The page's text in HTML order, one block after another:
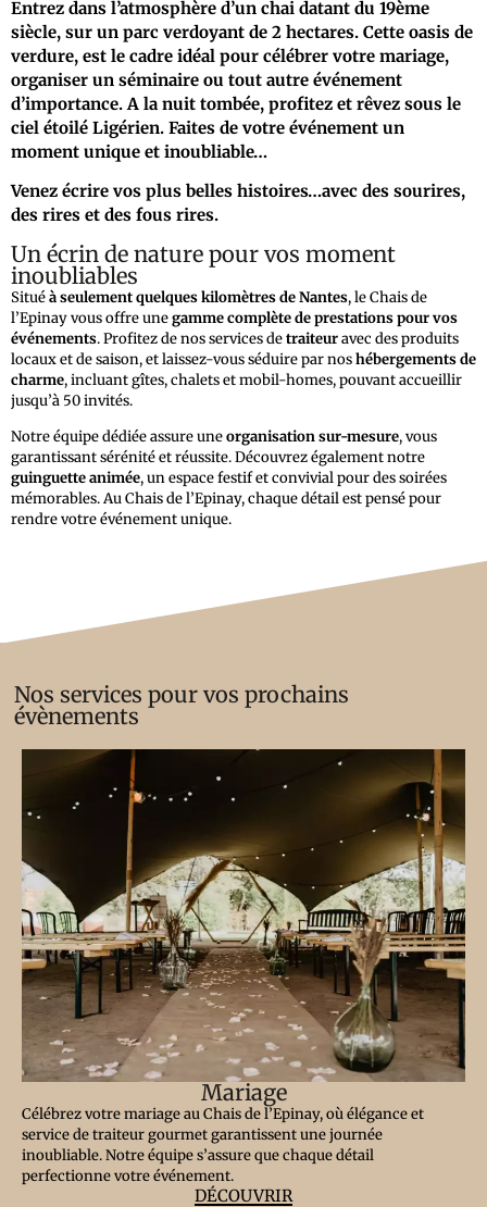
Entrez dans l’atmosphère d’un chai datant du 19ème
siècle, sur un parc verdoyant de 2 hectares. Cette oasis de
verdure, est le cadre idéal pour célébrer votre mariage,
organiser un séminaire ou tout autre événement
d’importance.A la nuit tombée, profitez et rêvez sous le
ciel étoilé Ligérien. Faites de votre événement un
moment unique et inoubliable…
Venez écrire vos plus belles histoires…avec des sourires,
des rires et des fous rires.
Un écrin de nature pour vos moment
inoubliables
Situéà seulement quelques kilomètres de Nantes, le Chais de
l’Epinay vous offre unegamme complète de prestations pour vos
événements. Profitez de nos services detraiteuravec des produits
locaux et de saison, et laissez-vous séduire par noshébergements de
charme, incluant gîtes, chalets et mobil-homes, pouvant accueillir
jusqu’à 50 invités.
Notre équipe dédiée assure uneorganisation sur-mesure, vous
garantissant sérénité et réussite. Découvrez également notre
guinguette animée, un espace festif et convivial pour des soirées
mémorables. Au Chais de l’Epinay, chaque détail est pensé pour
rendre votre événement unique.
Nos services pour vos prochains
évènements
Mariage
Célébrez votre mariage au Chais de l’Epinay, où élégance et
service de traiteur gourmet garantissent une journée
inoubliable. Notre équipe s’assure que chaque détail
perfectionne votre événement.
DÉCOUVRIR